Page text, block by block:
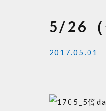
5/26（
2017.05.01